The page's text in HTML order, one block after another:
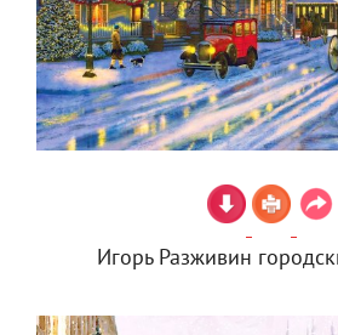
Игорь Разживин